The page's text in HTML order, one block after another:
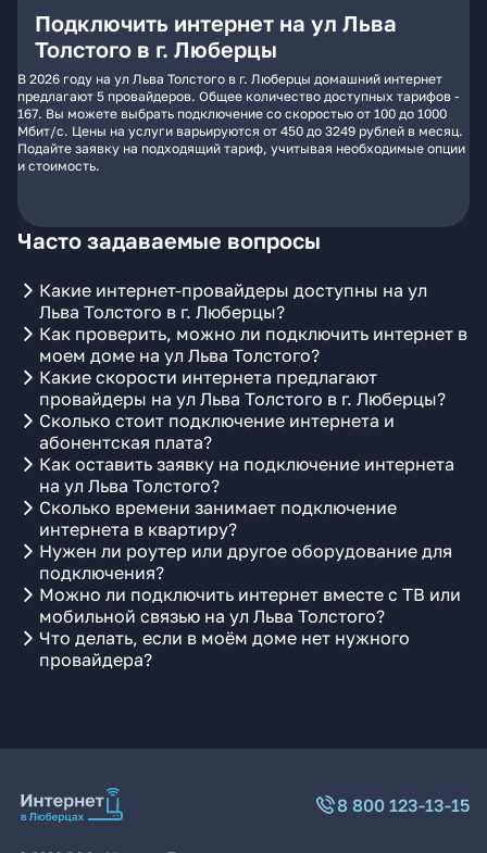
Подключить интернет на ул Льва
Толстого в г. Люберцы
В 2026 году на ул Льва Толстого в г. Люберцы домашний интернет
предлагают 5 провайдеров. Общее количество доступных тарифов -
167. Вы можете выбрать подключение со скоростью от 100 до 1000
Мбит/с. Цены на услуги варьируются от 450 до 3249 рублей в месяц.
Подайте заявку на подходящий тариф, учитывая необходимые опции
и стоимость.
Часто задаваемые вопросы
Какие интернет-провайдеры доступны на ул
Льва Толстого в г. Люберцы?
Как проверить, можно ли подключить интернет в
моем доме на ул Льва Толстого?
Какие скорости интернета предлагают
провайдеры на ул Льва Толстого в г. Люберцы?
Сколько стоит подключение интернета и
абонентская плата?
Как оставить заявку на подключение интернета
на ул Льва Толстого?
Сколько времени занимает подключение
интернета в квартиру?
Нужен ли роутер или другое оборудование для
подключения?
Можно ли подключить интернет вместе с ТВ или
мобильной связью на ул Льва Толстого?
Что делать, если в моём доме нет нужного
провайдера?
8 800 123-13-15